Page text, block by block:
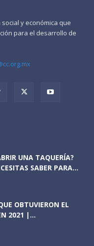
y económica que
para el desarrollo de
UNA TAQUERÍA?
SABER PARA...
OBTUVIERON EL
2021 |...